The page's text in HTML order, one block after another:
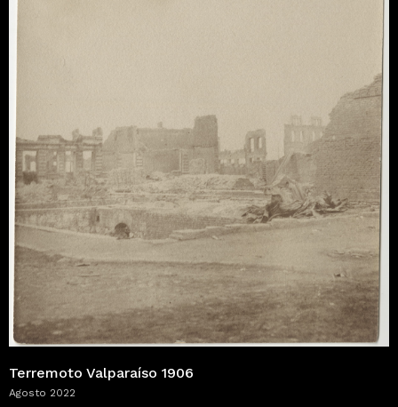
Terremoto Valparaíso 1906
Agosto 2022